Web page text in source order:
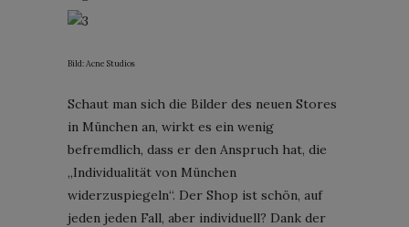
Bild: Acne Studios
Schaut man sich die Bilder des neuen Stores
in München an, wirkt es ein wenig
befremdlich, dass er den Anspruch hat, die
„Individualität von München
widerzuspiegeln“. Der Shop ist schön, auf
jeden jeden Fall, aber individuell? Dank der